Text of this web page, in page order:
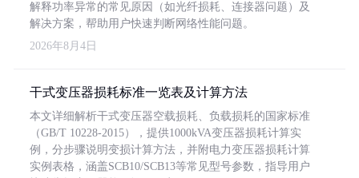
解释功率异常的常见原因（如光纤损耗、连接器问题）及
解决方案，帮助用户快速判断网络性能问题。
2026年8月4日
干式变压器损耗标准一览表及计算方法
本文详细解析干式变压器空载损耗、负载损耗的国家标准
（GB/T 10228-2015），提供1000kVA变压器损耗计算实
例，分步骤说明变损计算方法，并附电力变压器损耗计算
实例表格，涵盖SCB10/SCB13等常见型号参数，指导用户